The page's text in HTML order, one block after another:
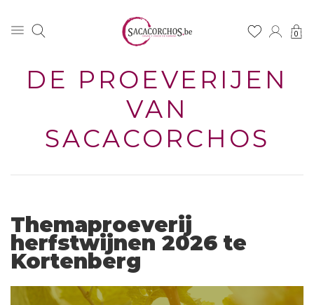
0
DE PROEVERIJEN
VAN
SACACORCHOS
Themaproeverij
herfstwijnen 2026 te
Kortenberg